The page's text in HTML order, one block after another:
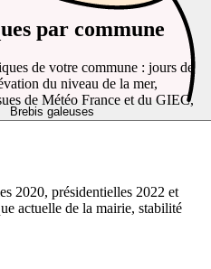
Brebis galeuses
par commune
de votre commune : jours de
du niveau de la mer,
de Météo France et du GIEC,
2020, présidentielles 2022 et
actuelle de la mairie, stabilité